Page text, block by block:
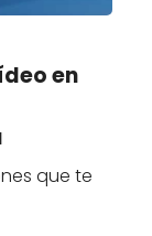
en
que te